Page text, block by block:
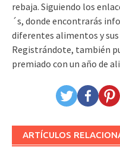
rebaja. Siguiendo los
´s, donde encontrarás
diferentes alimentos y
Registrándote, también
premiado con un año de
ARTÍCULOS